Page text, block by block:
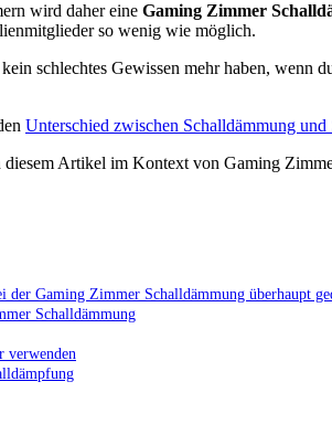
wird daher eine Gaming Zimmer
so wenig wie möglich.
schlechtes Gewissen mehr haben, wenn
Unterschied zwischen Schalldämmung
diesem Artikel im Kontext von Gaming
der Gaming Zimmer Schalldämmung überhaupt
Schalldämmung
verwenden